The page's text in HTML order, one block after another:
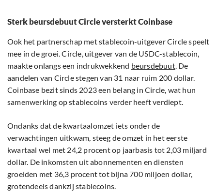
Sterk beursdebuut Circle versterkt Coinbase
Ook het partnerschap met stablecoin-uitgever Circle speelt
mee in de groei. Circle, uitgever van de USDC-stablecoin,
maakte onlangs een indrukwekkend beursdebuut. De
aandelen van Circle stegen van 31 naar ruim 200 dollar.
Coinbase bezit sinds 2023 een belang in Circle, wat hun
samenwerking op stablecoins verder heeft verdiept.
Ondanks dat de kwartaalomzet iets onder de
verwachtingen uitkwam, steeg de omzet in het eerste
kwartaal wel met 24,2 procent op jaarbasis tot 2,03 miljard
dollar. De inkomsten uit abonnementen en diensten
groeiden met 36,3 procent tot bijna 700 miljoen dollar,
grotendeels dankzij stablecoins.